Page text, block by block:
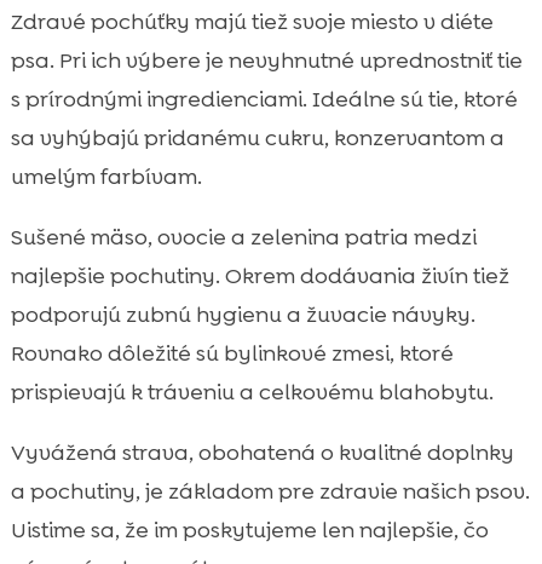
Zdravé pochúťky majú tiež svoje miesto v diéte
psa. Pri ich výbere je nevyhnutné uprednostniť tie
s prírodnými ingredienciami. Ideálne sú tie, ktoré
sa vyhýbajú pridanému cukru, konzervantom a
umelým farbívam.
Sušené mäso, ovocie a zelenina patria medzi
najlepšie pochutiny. Okrem dodávania živín tiež
podporujú zubnú hygienu a žuvacie návyky.
Rovnako dôležité sú bylinkové zmesi, ktoré
prispievajú k tráveniu a celkovému blahobytu.
Vyvážená strava, obohatená o kvalitné doplnky
a pochutiny, je základom pre zdravie našich psov.
Uistime sa, že im poskytujeme len najlepšie, čo